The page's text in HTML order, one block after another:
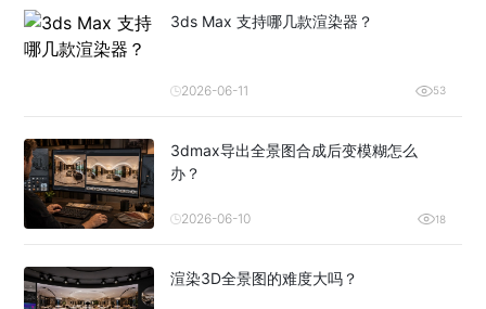
3ds Max 支持哪几款渲染器？
2026-06-11 53
3dmax导出全景图合成后变模糊怎么
办？
2026-06-10 18
渲染3D全景图的难度大吗？